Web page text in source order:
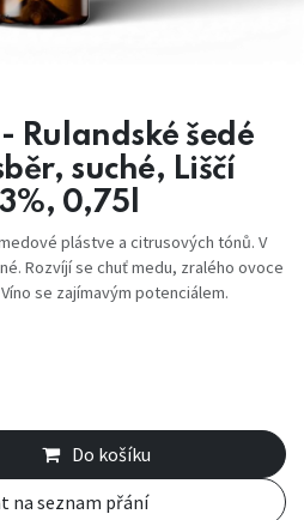
Rulandské šedé
suché, Liščí
0,75l
plástve a citrusových tónů. V
Rozvíjí se chuť medu, zralého ovoce
se zajímavým potenciálem.
Do košíku
na seznam přání